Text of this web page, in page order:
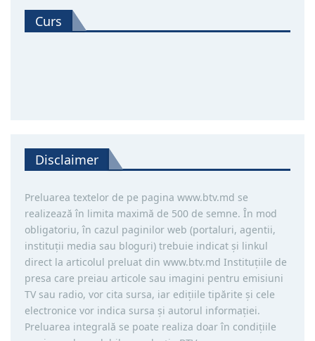
Curs
Disclaimer
Preluarea textelor de pe pagina www.btv.md se
realizează în limita maximă de 500 de semne. În mod
obligatoriu, în cazul paginilor web (portaluri, agentii,
instituţii media sau bloguri) trebuie indicat şi linkul
direct la articolul preluat din www.btv.md Instituţiile de
presa care preiau articole sau imagini pentru emisiuni
TV sau radio, vor cita sursa, iar ediţiile tipărite și cele
electronice vor indica sursa şi autorul informaţiei.
Preluarea integrală se poate realiza doar în condiţiile